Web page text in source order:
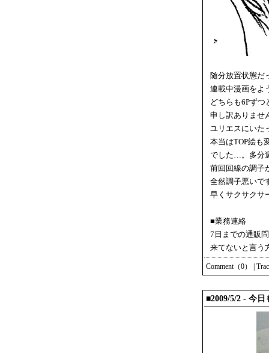
随分放置状態だ
連載中漫画をよ
どちらも6Pず
申し訳ありませ
ユリエスにいた
本当はTOP絵も
でした…。多分
前回回線の調子
全然調子悪い
早くサクサクサ
■業務連絡
7日までの通販
来てないと言う
Comment（0）
■2009/5/2 - 今